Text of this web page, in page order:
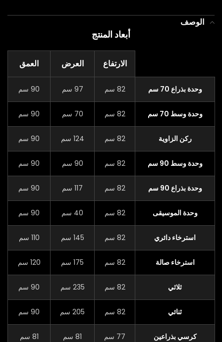
الوصف
أبعاد المنتج
الارتفاع العرض العمق
وحدة بذراع 70 سم 82 سم 97 سم 90 سم
وحدة وسط 70 سم 82 سم 70 سم 90 سم
ركن الزاوية 82 سم 124 سم 90 سم
وحدة وسط 90 سم 82 سم 90 سم 90 سم
وحدة بذراع 90 سم 82 سم 117 سم 90 سم
وحدة الموسيقى 82 سم 40 سم 90 سم
استرخاء دائري 82 سم 145 سم 110 سم
استرخاء صالة 82 سم 175 سم 120 سم
ثلاثي 82 سم 235 سم 90 سم
ثنائي 82 سم 205 سم 90 سم
كرسي بذراعين 77 سم 81 سم 81 سم